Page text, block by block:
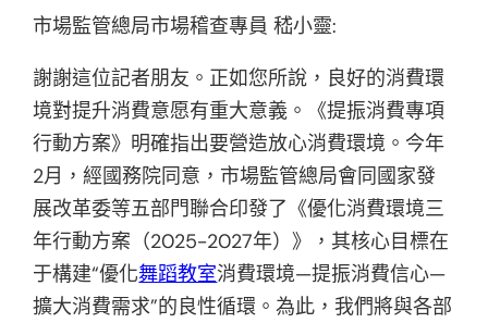
市場監管總局市場稽查專員 嵇小靈:
謝謝這位記者朋友。正如您所說，良好的消費環
境對提升消費意愿有重大意義。《提振消費專項
行動方案》明確指出要營造放心消費環境。今年
2月，經國務院同意，市場監管總局會同國家發
展改革委等五部門聯合印發了《優化消費環境三
年行動方案（2025-2027年）》，其核心目標在
于構建“優化舞蹈教室消費環境—提振消費信心—
擴大消費需求”的良性循環。為此，我們將與各部